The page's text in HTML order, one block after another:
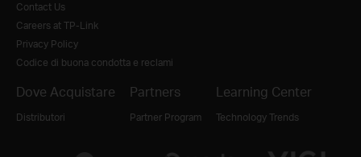
Contact Us
Careers at TP-Link
Privacy Policy
Codice di buona condotta e reclami
Dove Acquistare
Distributori
Partners
Partner Program
Learning Center
Technology Trends